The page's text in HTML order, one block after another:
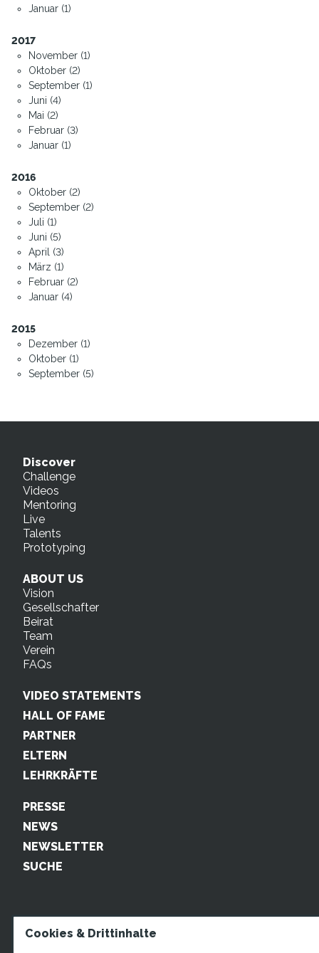
Januar (1)
2017
November (1)
Oktober (2)
September (1)
Juni (4)
Mai (2)
Februar (3)
Januar (1)
2016
Oktober (2)
September (2)
Juli (1)
Juni (5)
April (3)
März (1)
Februar (2)
Januar (4)
2015
Dezember (1)
Oktober (1)
September (5)
Discover
Challenge
Videos
Mentoring
Live
Talents
Prototyping
ABOUT US
Vision
Gesellschafter
Beirat
Team
Verein
FAQs
VIDEO STATEMENTS
HALL OF FAME
PARTNER
ELTERN
LEHRKRÄFTE
PRESSE
NEWS
NEWSLETTER
SUCHE
Cookies & Drittinhalte